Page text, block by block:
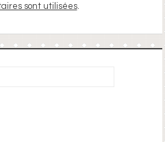
sont utilisées.